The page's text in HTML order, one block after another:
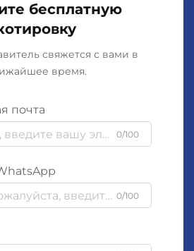
бесплатную
свяжется с вами в
время.
почта
0/100
0/100